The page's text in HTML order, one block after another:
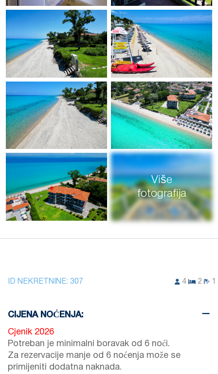
Više
fotografija
ID NEKRETNINE: 307 4 2 1
CIJENA NOĆENJA:
Cjenik 2026
Potreban je minimalni boravak od 6 noći.
Za rezervacije manje od 6 noćenja može se
primijeniti dodatna naknada.